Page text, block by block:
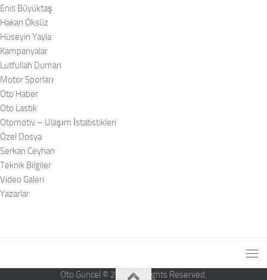
Enis Büyüktaş
Hakan Öksüz
Hüseyin Yayla
Kampanyalar
Lutfullah Duman
Motor Sporları
Oto Haber
Oto Lastik
Otomotiv – Ulaşım İstatistikleri
Özel Dosya
Serkan Ceyhan
Teknik Bilgiler
Video Galeri
Yazarlar
Oto Güncel © 2026. All Rights Reserved.